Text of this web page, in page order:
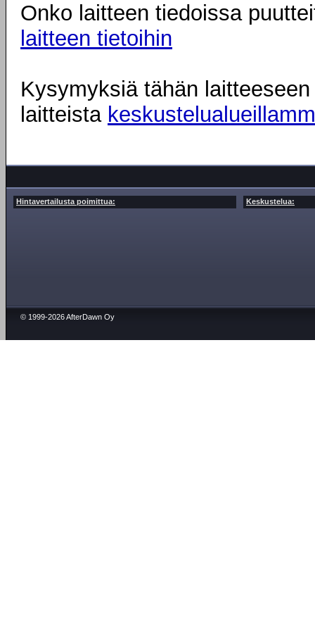
Onko laitteen tiedoissa
laitteen tietoihin
Kysymyksiä tähän
laitteista
Hintavertailusta poimittua: Keskustelua:
© 1999-2026 AfterDawn Oy